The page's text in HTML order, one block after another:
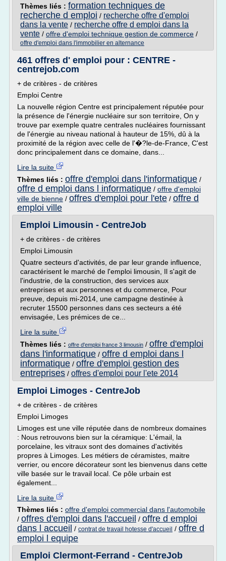
Thèmes liés : formation techniques de
recherche d emploi / recherche offre d'emploi
dans la vente / recherche offre d emploi dans la
vente / offre d'emploi technique gestion de commerce /
offre d'emploi dans l'immobilier en alternance
461 offres d' emploi pour : CENTRE -
centrejob.com
+ de critères - de critères
Emploi Centre
La nouvelle région Centre est principalement réputée pour
la présence de l'énergie nucléaire sur son territoire, On y
trouve par exemple quatre centrales nucléaires fournissant
de l'énergie au niveau national à hauteur de 15%, dû à la
proximité de la région avec celle de l'�?le-de-France, C'est
donc principalement dans ce domaine, dans...
Lire la suite
Thèmes liés : offre d'emploi dans l'informatique /
offre d emploi dans l informatique / offre d'emploi
ville de bienne / offres d'emploi pour l'ete / offre d
emploi ville
Emploi Limousin - CentreJob
+ de critères - de critères
Emploi Limousin
Quatre secteurs d'activités, de par leur grande influence,
caractérisent le marché de l'emploi limousin, Il s'agit de
l'industrie, de la construction, des services aux
entreprises et aux personnes et du commerce, Pour
preuve, depuis mi-2014, une campagne destinée à
recruter 15500 personnes dans ces secteurs a été
envisagée, Les prémices de ce...
Lire la suite
Thèmes liés : offre d'emploi france 3 limousin / offre d'emploi
dans l'informatique / offre d emploi dans l
informatique / offre d'emploi gestion des
entreprises / offres d'emploi pour l'ete 2014
Emploi Limoges - CentreJob
+ de critères - de critères
Emploi Limoges
Limoges est une ville réputée dans de nombreux domaines
: Nous retrouvons bien sur la céramique: L'émail, la
porcelaine, les vitraux sont des domaines d'activités
propres à Limoges. Les métiers de céramistes, maitre
verrier, ou encore décorateur sont les bienvenus dans cette
ville basée sur le travail local. Ce pôle urbain est
également...
Lire la suite
Thèmes liés : offre d'emploi commercial dans l'automobile
/ offres d'emploi dans l'accueil / offre d emploi
dans l accueil / contrat de travail hotesse d'accueil / offre d
emploi l equipe
Emploi Clermont-Ferrand - CentreJob